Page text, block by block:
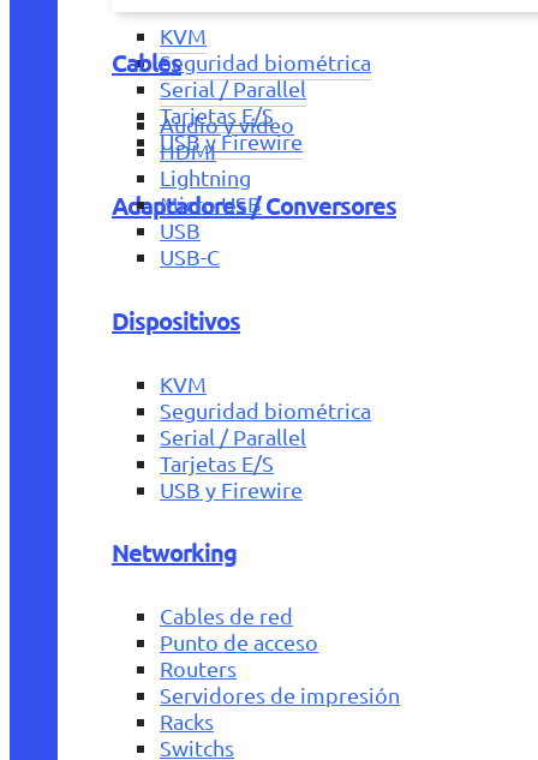
KVM
Seguridad biométrica
Serial / Parallel
Tarjetas E/S
USB y Firewire
Adaptadores / Conversores
Cables
Audio y vídeo
HDMI
Lightning
Micro USB
USB
USB-C
Dispositivos
KVM
Seguridad biométrica
Serial / Parallel
Tarjetas E/S
USB y Firewire
Networking
Cables de red
Punto de acceso
Routers
Servidores de impresión
Racks
Switchs